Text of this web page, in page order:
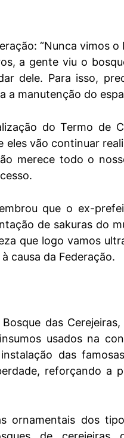
“Nunca vimos o
a gente viu o
dele. Para isso,
a manutenção do
do Termo de
eles vão continuar
merece todo o
que o ex-
de sakuras do
que logo vamos
causa da Federação.
das
usados na
das
reforçando a
ornamentais dos